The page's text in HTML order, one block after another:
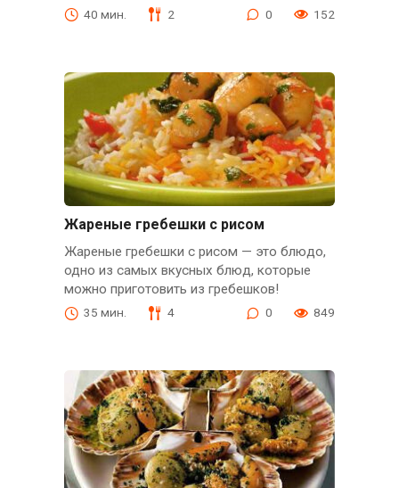
40 мин. 2 0 152
Жареные гребешки с рисом
Жареные гребешки с рисом — это блюдо,
одно из самых вкусных блюд, которые
можно приготовить из гребешков!
35 мин. 4 0 849